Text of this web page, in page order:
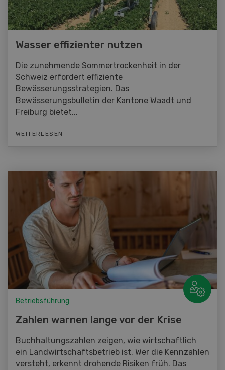
Wasser effizienter nutzen
Die zunehmende Sommertrockenheit in der
Schweiz erfordert effiziente
Bewässerungsstrategien. Das
Bewässerungsbulletin der Kantone Waadt und
Freiburg bietet...
WEITERLESEN
Betriebsführung
Zahlen warnen lange vor der Krise
Buchhaltungszahlen zeigen, wie wirtschaftlich
ein Landwirtschaftsbetrieb ist. Wer die Kennzahlen
versteht, erkennt drohende Risiken früh. Das